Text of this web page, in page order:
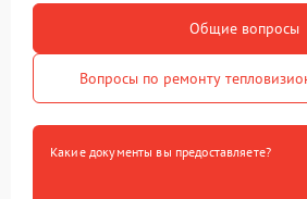
Общие вопросы
Вопросы по ремонту
Какие документы вы предоставляете?